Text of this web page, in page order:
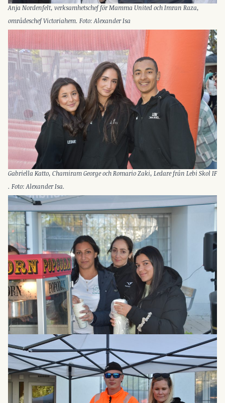
Anja Nordenfelt, verksamhetschef för Mamma United och Imran Raza,
områdeschef Victoriahem. Foto: Alexander Isa
Gabriella Katto, Chamiram George och Romario Zaki, Ledare från Lebi Skol IF
. Foto: Alexander Isa.